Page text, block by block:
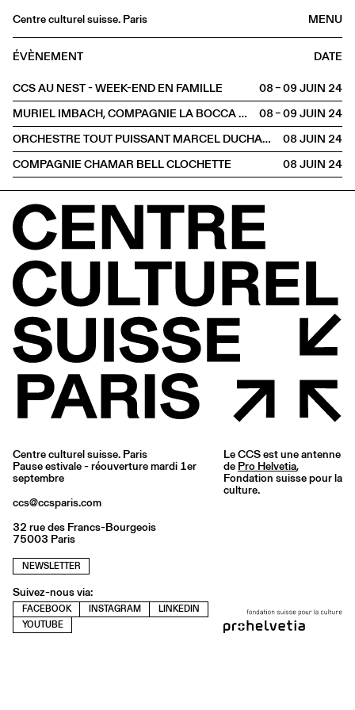
MENU
Centre culturel suisse. Paris
Agenda
Buvette
Archives
Médiathèque
Éditions
Informations
FR
EN
HORS LES MURS Thionville
ÉVÈNEMENT
DATE
CCS AU NEST - WEEK-END EN FAMILLE
08 – 09 JUIN2024
MURIEL IMBACH, COMPAGNIE LA BOCCA DELLA LUNA
08 – 09 JUIN2024
ORCHESTRE TOUT PUISSANT MARCEL DUCHAMP
08 JUIN2024
COMPAGNIE CHAMAR BELL CLOCHETTE
08 JUIN2024
Centre culturel suisse. Paris
Pause estivale - réouverture mardi 1er
septembre
ccs@ccsparis.com
32 rue des Francs-Bourgeois
75003 Paris
NEWSLETTER
Suivez-nous via:
FACEBOOK INSTAGRAM
LINKEDIN
YOUTUBE
Le CCS est une antenne
de Pro Helvetia,
Fondation suisse pour la
culture.